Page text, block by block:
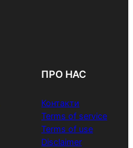
ПРО НАС
Контакти
Terms of service
Terms of use
Disclaimer